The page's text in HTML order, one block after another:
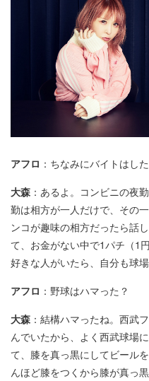
アフロ ：ちなみにバイトはし
大森 ：あるよ。コンビニの夜
勤は相方が一人だけで、その
ンコが趣味の相方だったら話
て、お金がない中で1パチ（1
好きな人がいたら、自分も球
アフロ ：野球はハマった？
大森 ：結構ハマったね。西武
んでいたから、よく西武球場
て、膝を真っ黒にしてビール
んほど膝をつくから膝が真っ